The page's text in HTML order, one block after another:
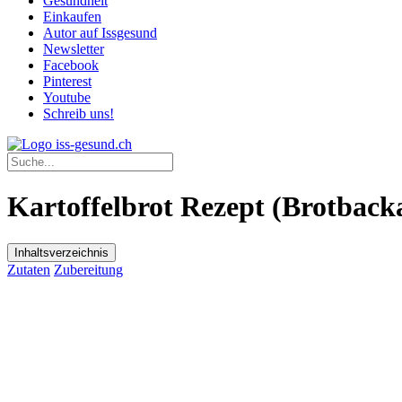
Einkaufen
Autor auf Issgesund
Newsletter
Facebook
Pinterest
Youtube
Schreib uns!
Kartoffelbrot Rezept
Inhaltsverzeichnis
Zutaten Zubereitung